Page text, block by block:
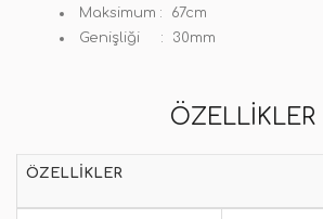
Maksimum : 67cm
Genişliği : 30mm
ÖZELLIKLER
ÖZELLIKLER